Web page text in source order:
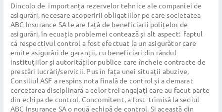
Dincolo de importanța rezervelor tehnice ale companiei de
asigurări, necesare acoperirii obligatiilor pe care societatea
ABC Insurance SA le are față de beneficiarii polițelor de
asigurări, în ecuația problemei contează și alt aspect: faptul
că respectivul control a fost efectuat la un asigurător care
emite asigurări de garanții, cu beneficiari din rândul
instituțiilor și autorităților publice care încheie contracte de
prestări lucrări/servicii. Pus în fața unei situații abuzive,
Consiliul ASF a respins nota finală de control și a demarat
cercetarea disciplinară a celor trei angajați care au facut parte
din echipa de control. Concomitent, a fost trimisă la sediul
ABC Insurance SA o nouă echipă de control. Și această din